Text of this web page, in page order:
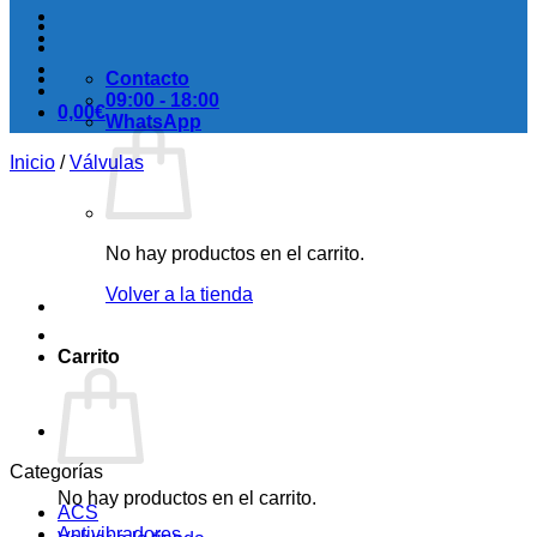
0,00€
No hay productos en el carrito.
Volver a la tienda
Carrito
No hay productos en el carrito.
Contacto
09:00 - 18:00
WhatsApp
Inicio / Válvulas
Categorías
ACS